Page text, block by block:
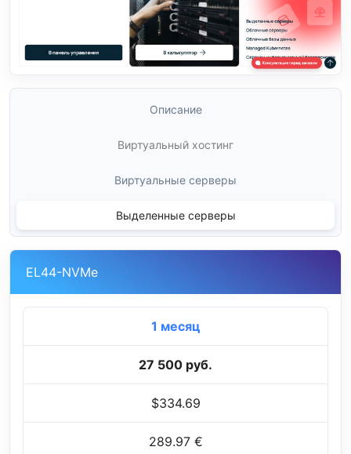
Описание
Виртуальный хостинг
Виртуальные серверы
Выделенные серверы
EL44-NVMe
1 месяц
27 500 руб.
$334.69
289.97 €